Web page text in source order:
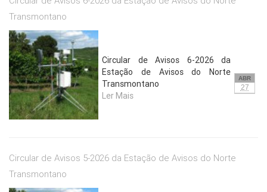
Transmontano
Circular de Avisos 6-2026 da
Estação de Avisos do Norte
Transmontano
Ler Mais
ABR
27
Circular de Avisos 5-2026 da Estação de Avisos do Norte
Transmontano